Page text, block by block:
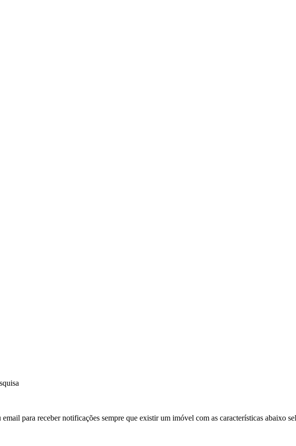
para receber notificações sempre que existir um imóvel com as características abaixo